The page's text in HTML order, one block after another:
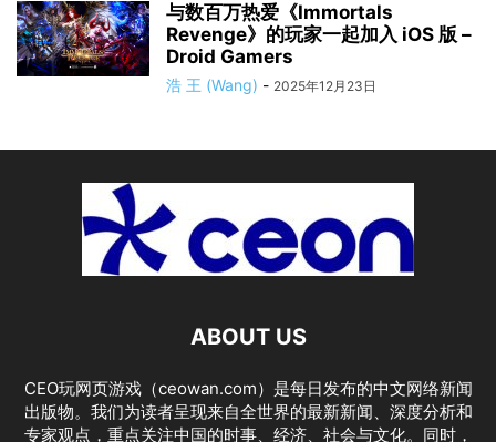
与数百万热爱《Immortals
Revenge》的玩家一起加入 iOS 版 –
Droid Gamers
浩 王 (Wang) - 2025年12月23日
ABOUT US
CEO玩网页游戏（ceowan.com）是每日发布的中文网络新闻
出版物。我们为读者呈现来自全世界的最新新闻、深度分析和
专家观点，重点关注中国的时事、经济、社会与文化。同时，